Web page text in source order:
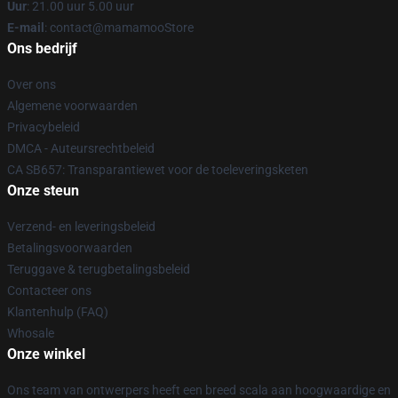
Uur: 21.00 uur 5.00 uur
E-mail : contact@mamamooStore
Ons bedrijf
Over ons
Algemene voorwaarden
Privacybeleid
DMCA - Auteursrechtbeleid
CA SB657: Transparantiewet voor de toeleveringsketen
Onze steun
Verzend- en leveringsbeleid
Betalingsvoorwaarden
Teruggave & terugbetalingsbeleid
Contacteer ons
Klantenhulp (FAQ)
Whosale
Onze winkel
Ons team van ontwerpers heeft een breed scala aan hoogwaardige en